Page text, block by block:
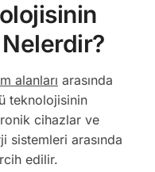
Nelerdir?
alanları arasında
teknolojisinin
cihazlar ve
sistemleri arasında
edilir.